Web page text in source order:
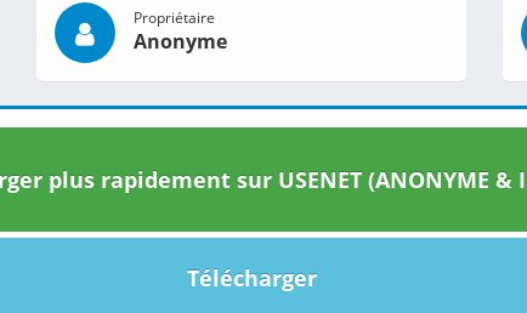
Propriétaire
Anonyme
plus rapidement sur USENET (ANONYME &
Télécharger